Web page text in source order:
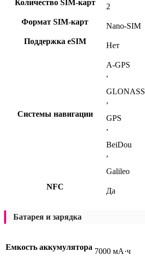
Количество SIM-карт
2
Формат SIM-карт
Nano-SIM
Поддержка eSIM
Нет
Системы навигации
A-GPS
,
GLONASS
,
GPS
,
BeiDou
,
Galileo
NFC
Да
Батарея и зарядка
Емкость аккумулятора 7000 мА·ч